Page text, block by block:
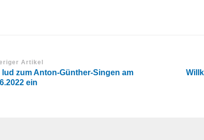
Artikel
lud zum Anton-Günther-Singen am
ein